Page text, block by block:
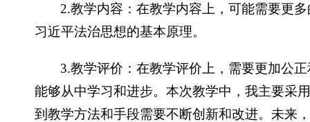
2.教学内容：在教学内容上，可能需要更
习近平法治思想的基本原理。
3.教学评价：在教学评价上，需要更加公
能够从中学习和进步。本次教学中，我主要采
到教学方法和手段需要不断创新和改进。未来